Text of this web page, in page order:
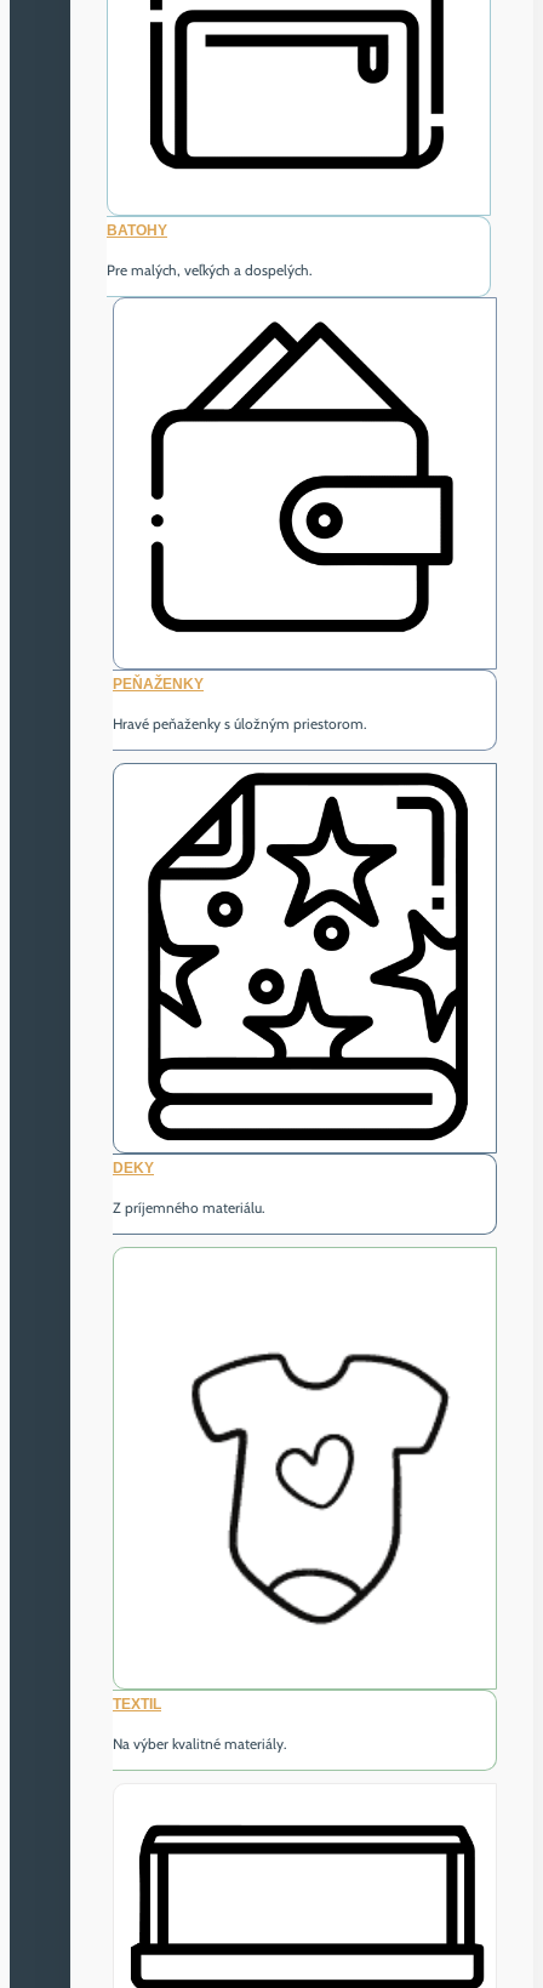
BATOHY
Pre malých, veľkých a dospelých.
PEŇAŽENKY
Hravé peňaženky s úložným priestorom.
DEKY
Z príjemného materiálu.
TEXTIL
Na výber kvalitné materiály.